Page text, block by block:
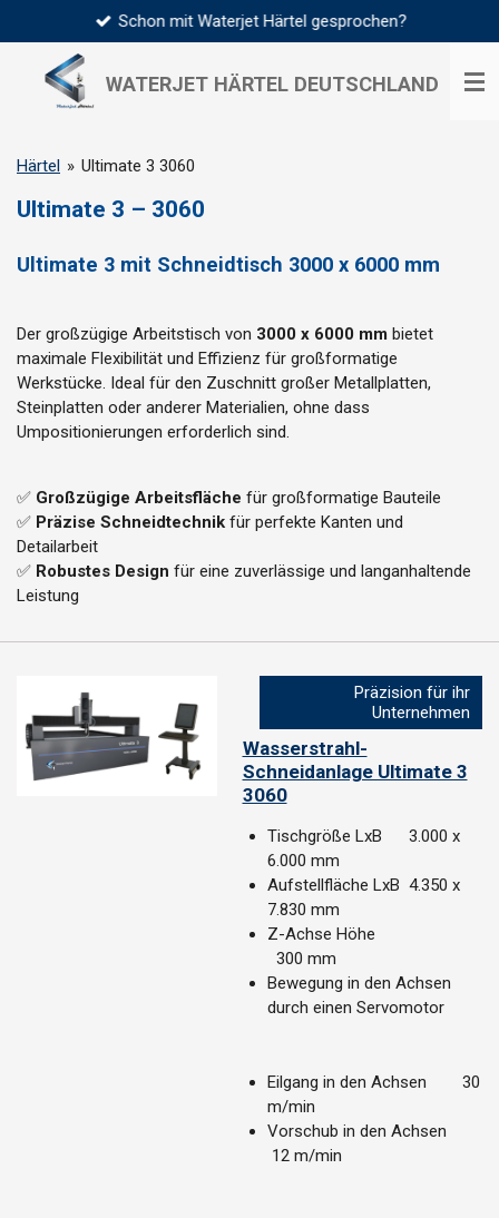
Hauptinhalt
springen
WATERJET HÄRTEL DEUTSCHLAND
Schon mit Waterjet Härtel gesprochen?
Härtel » Ultimate 3 3060
Ultimate 3 – 3060
Ultimate 3 mit Schneidtisch 3000 x 6000 mm
Der großzügige Arbeitstisch von 3000 x 6000 mm bietet
maximale Flexibilität und Effizienz für großformatige
Werkstücke. Ideal für den Zuschnitt großer Metallplatten,
Steinplatten oder anderer Materialien, ohne dass
Umpositionierungen erforderlich sind.
✅ Großzügige Arbeitsfläche für großformatige Bauteile
✅ Präzise Schneidtechnik für perfekte Kanten und
Detailarbeit
✅ Robustes Design für eine zuverlässige und langanhaltende
Leistung
Präzision für ihr
Unternehmen
Wasserstrahl-
Schneidanlage Ultimate 3
3060
Tischgröße LxB 3.000 x
6.000 mm
Aufstellfläche LxB 4.350 x
7.830 mm
Z-Achse Höhe
300 mm
Bewegung in den Achsen
durch einen Servomotor
Eilgang in den Achsen 30
m/min
Vorschub in den Achsen
12 m/min